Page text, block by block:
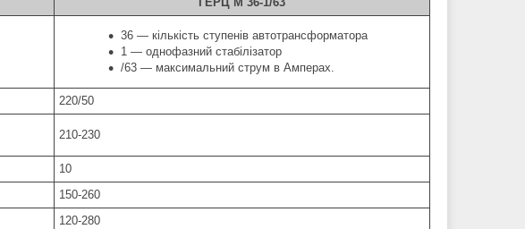
36 — кількість ступенів автотрансформатора
1 — однофазний стабілізатор
/63 — максимальний струм в Амперах.
220/50
210-230
10
150-260
120-280